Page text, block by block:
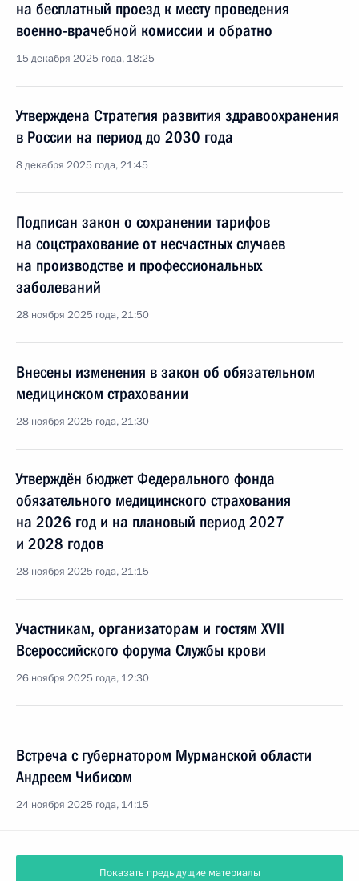
на бесплатный проезд к месту проведения
военно-врачебной комиссии и обратно
15 декабря 2025 года, 18:25
Утверждена Стратегия развития здравоохранения
в России на период до 2030 года
8 декабря 2025 года, 21:45
Подписан закон о сохранении тарифов
на соцстрахование от несчастных случаев
на производстве и профессиональных
заболеваний
28 ноября 2025 года, 21:50
Внесены изменения в закон об обязательном
медицинском страховании
28 ноября 2025 года, 21:30
Утверждён бюджет Федерального фонда
обязательного медицинского страхования
на 2026 год и на плановый период 2027
и 2028 годов
28 ноября 2025 года, 21:15
Участникам, организаторам и гостям XVII
Всероссийского форума Службы крови
26 ноября 2025 года, 12:30
Встреча с губернатором Мурманской области
Андреем Чибисом
24 ноября 2025 года, 14:15
Показать предыдущие материалы